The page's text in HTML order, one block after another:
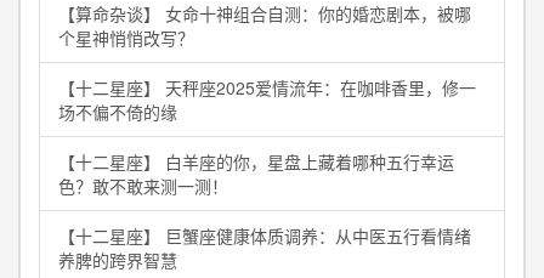
【算命杂谈】 女命十神组合自测：你的婚恋剧本，被哪
个星神悄悄改写？
【十二星座】 天秤座2025爱情流年：在咖啡香里，修一
场不偏不倚的缘
【十二星座】 白羊座的你，星盘上藏着哪种五行幸运
色？敢不敢来测一测！
【十二星座】 巨蟹座健康体质调养：从中医五行看情绪
养脾的跨界智慧